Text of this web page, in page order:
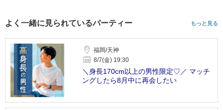
よく一緒に見られているパーティー もっと見る
福岡/天神
8/7(金) 19:30
＼身長170cm以上の男性限定♡／ マッチ
ングしたら8月中に再会したい